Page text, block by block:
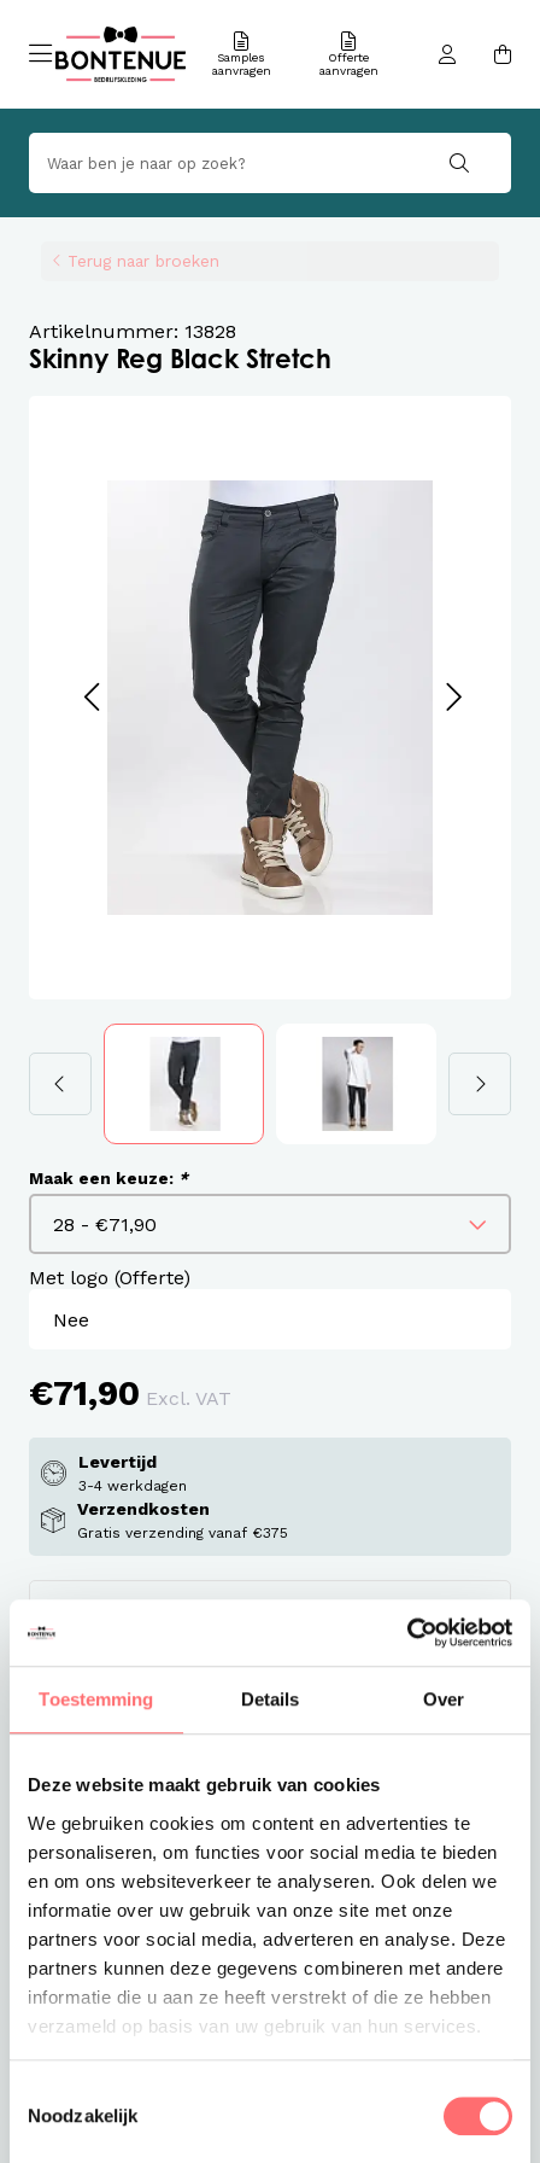
Toestemming Details Over
Deze website maakt gebruik van cookies
We gebruiken cookies om content en advertenties te
personaliseren, om functies voor social media te bieden
en om ons websiteverkeer te analyseren. Ook delen we
informatie over uw gebruik van onze site met onze
partners voor social media, adverteren en analyse. Deze
partners kunnen deze gegevens combineren met andere
informatie die u aan ze heeft verstrekt of die ze hebben
verzameld op basis van uw gebruik van hun services.
Noodzakelijk
Samples
aanvragen
Offerte
aanvragen
Terug naar broeken
Artikelnummer: 13828
Skinny Reg Black Stretch
Maak een keuze: *
Met logo (Offerte)
€71,90 Excl. VAT
Levertijd
3-4 werkdagen
Verzendkosten
Gratis verzending vanaf €375
Offerte of sample aanvragen
Wil je een offerte of sample aanvragen.
Stop dit product dan in je winkelmandje en
vraag een offerte of sample aan.